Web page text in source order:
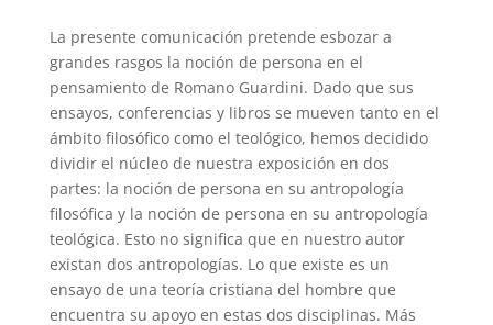
La presente comunicación pretende esbozar a
grandes rasgos la noción de persona en el
pensamiento de Romano Guardini. Dado que sus
ensayos, conferencias y libros se mueven tanto en el
ámbito filosófico como el teológico, hemos decidido
dividir el núcleo de nuestra exposición en dos
partes: la noción de persona en su antropología
filosófica y la noción de persona en su antropología
teológica. Esto no significa que en nuestro autor
existan dos antropologías. Lo que existe es un
ensayo de una teoría cristiana del hombre que
encuentra su apoyo en estas dos disciplinas. Más